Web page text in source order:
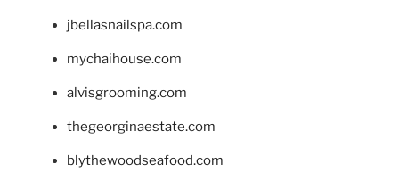
jbellasnailspa.com
mychaihouse.com
alvisgrooming.com
thegeorginaestate.com
blythewoodseafood.com